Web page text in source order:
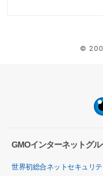
©
GMOインターネットグ
世界初総合ネットセキュリ